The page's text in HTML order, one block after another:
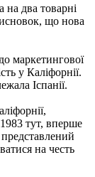
два товарні
що нова
маркетингової
у Каліфорнії.
Іспанії.
тут, вперше
на честь